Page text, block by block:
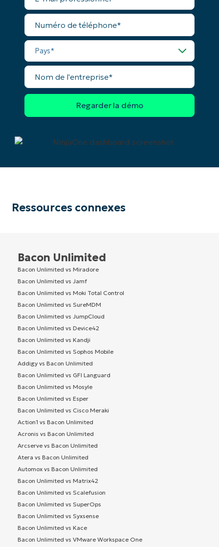
professionnel*
Numéro
téléphone*
Pays*
Nom
l'entreprise*
Ressources connexes
Bacon Unlimited
Bacon Unlimited vs Miradore
Bacon Unlimited vs Jamf
Bacon Unlimited vs Moki Total Control
Bacon Unlimited vs SureMDM
Bacon Unlimited vs JumpCloud
Bacon Unlimited vs Device42
Bacon Unlimited vs Kandji
Bacon Unlimited vs Sophos Mobile
Addigy vs Bacon Unlimited
Bacon Unlimited vs GFI Languard
Bacon Unlimited vs Mosyle
Bacon Unlimited vs Esper
Bacon Unlimited vs Cisco Meraki
Action1 vs Bacon Unlimited
Acronis vs Bacon Unlimited
Arcserve vs Bacon Unlimited
Atera vs Bacon Unlimited
Automox vs Bacon Unlimited
Bacon Unlimited vs Matrix42
Bacon Unlimited vs Scalefusion
Bacon Unlimited vs SuperOps
Bacon Unlimited vs Syxsense
Bacon Unlimited vs Kace
Bacon Unlimited vs VMware Workspace One